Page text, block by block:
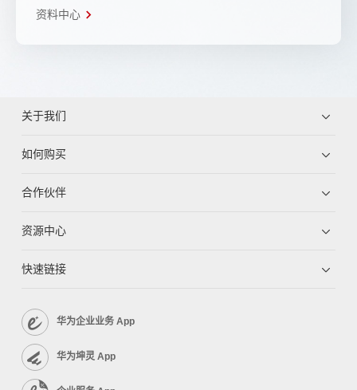
资料中心
关于我们
如何购买
合作伙伴
资源中心
快速链接
华为企业业务 App
华为坤灵 App